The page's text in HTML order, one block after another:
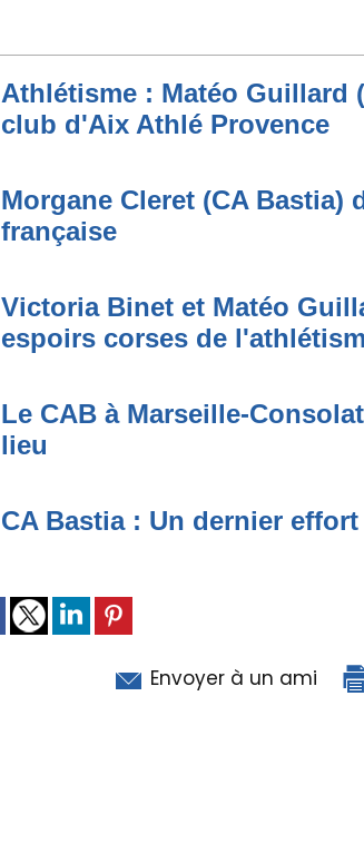
Athlétisme : Matéo Guillard
club d'Aix Athlé Provence
Morgane Cleret (CA Bastia)
française
Victoria Binet et Matéo
espoirs corses de
Le CAB à Marseille-
lieu
CA Bastia : Un dernier
Envoyer à un ami